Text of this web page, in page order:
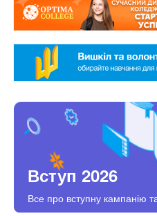
Вступ 2026
Все про вступну кампанію